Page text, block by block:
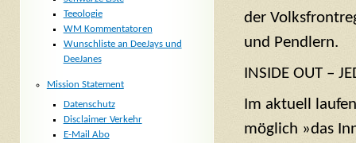
der
und Pendlern.
INSIDE OUT –
Im aktuell
möglich »das
Teeologie
WM Kommentatoren
Wunschliste an DeeJays und
DeeJanes
Mission Statement
Datenschutz
Disclaimer Verkehr
E-Mail Abo